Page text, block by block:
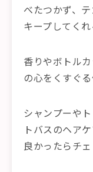
べたつかず、
キープしてくれ
香りやボトル
の心をくすぐ
シャンプーや
トバスのヘア
良かったらチ